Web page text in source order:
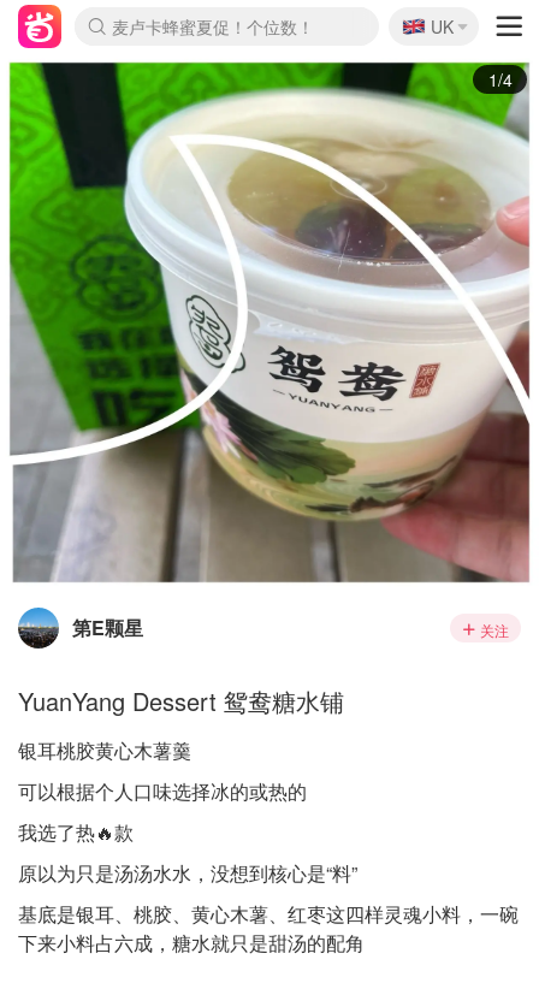
麦卢卡蜂蜜夏促！个位数！
Prada/Miu 4.8折！
啥？必胜客披萨5折！
🇬🇧
UK
2/4
第E颗星 关注
YuanYang Dessert 鸳鸯糖水铺
银耳桃胶黄心木薯羹
可以根据个人口味选择冰的或热的
我选了热🔥款
原以为只是汤汤水水，没想到核心是“料”
基底是银耳、桃胶、黄心木薯、红枣这四样灵魂小料，一碗
下来小料占六成，糖水就只是甜汤的配角